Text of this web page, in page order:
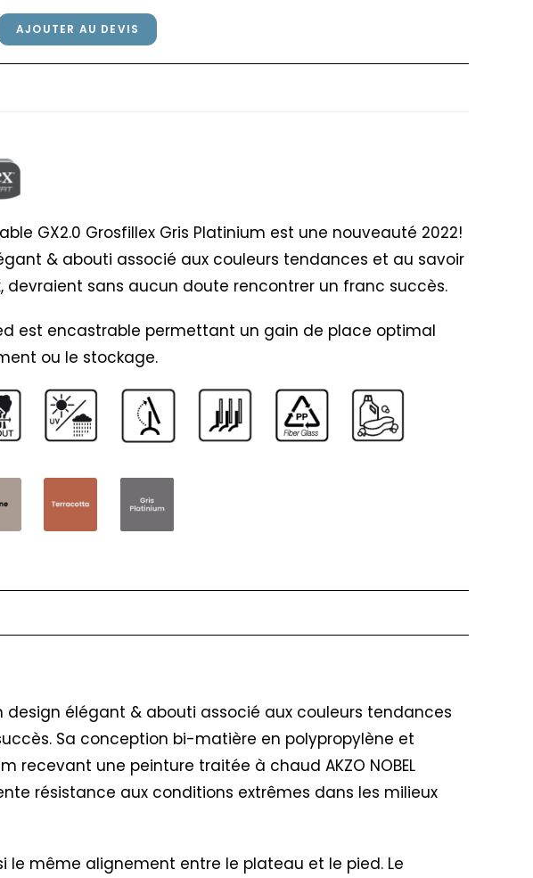
AJOUTER AU DEVIS
GX2.0 Grosfillex Gris Platinium est une nouveauté 2022!
& abouti associé aux couleurs tendances et au savoir
devraient sans aucun doute rencontrer un franc succès.
est encastrable permettant un gain de place optimal
ou le stockage.
design élégant & abouti associé aux couleurs tendances
Sa conception bi-matière en polypropylène et
une peinture traitée à chaud AKZO NOBEL
résistance aux conditions extrêmes dans les milieux
même alignement entre le plateau et le pied. Le